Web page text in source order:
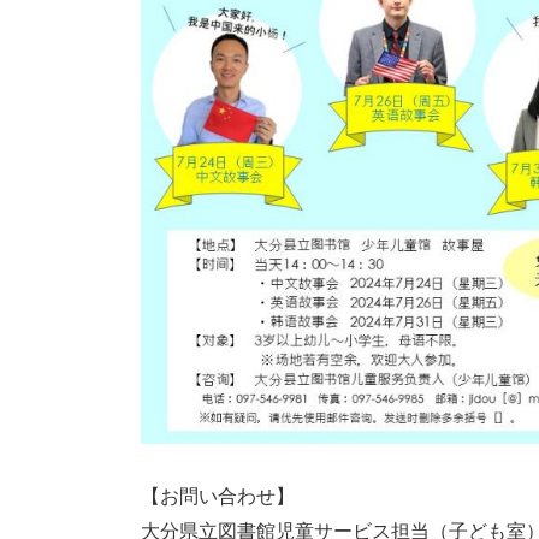
【お問い合わせ】
大分県立図書館児童サービス担当（子ども室